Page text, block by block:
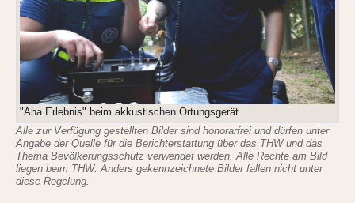
"Aha Erlebnis" beim akkustischen Ortungsgerät
Alle zur Verfügung gestellten Bilder sind honorarfrei und dürfen unter
Angabe der Quelle für die Berichterstattung über das THW und das
Thema Bevölkerungsschutz verwendet werden. Alle Rechte am Bild
liegen beim THW. Anders gekennzeichnete Bilder fallen nicht unter
diese Regelung.